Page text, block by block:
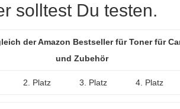
solltest Du testen.
der Amazon Bestseller für Toner für
und Zubehör
2. Platz 3. Platz 4. Platz